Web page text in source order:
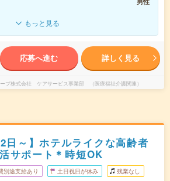
もっと見る
応募へ進む 詳しく見る
プ株式会社 ケアサービス事業部 （医療福祉介護関連）
日～】ホテルライクな高齢者
サポート＊時短OK
別途支給あり 土日祝日が休み 残業なし